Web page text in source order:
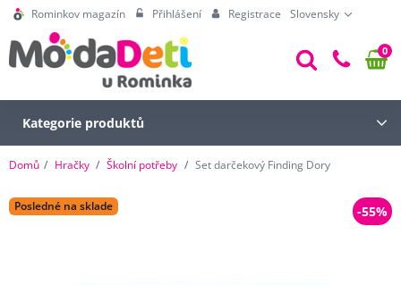
Rominkov magazín Přihlášení Registrace Slovensky
0
Kategorie produktů
Domů Hračky Školní potřeby Set darčekový Finding Dory
Posledné na sklade -55%